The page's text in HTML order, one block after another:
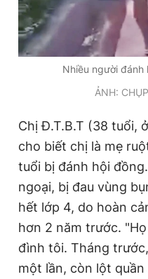
Nhiều người đánh
ẢNH:
Chị Đ.T.B.T (38 tuổi, ở
cho biết chị là mẹ
tuổi bị đánh hội
ngoại, bị đau vùng
hết lớp 4, do hoàn
hơn 2 năm trước.
đình tôi. Tháng
một lần, còn lột quần